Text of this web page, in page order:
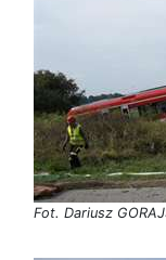
Fot. Dariusz